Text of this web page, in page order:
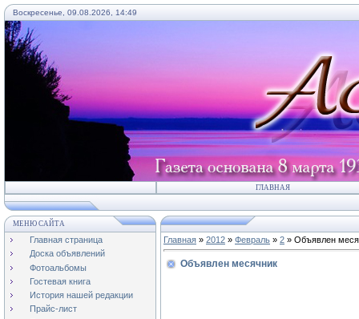
Воскресенье, 09.08.2026, 14:49
ГЛАВНАЯ
МЕНЮ САЙТА
Главная страница
Доска объявлений
Фотоальбомы
Гостевая книга
История нашей редакции
Прайс-лист
Главная » 2012 » Февраль » 2 » Объявлен
Объявлен месячник